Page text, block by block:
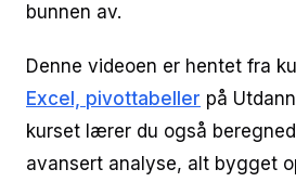
bunnen av.
Denne videoen er hentet fra
Excel, pivottabeller på
kurset lærer du også
avansert analyse, alt bygget